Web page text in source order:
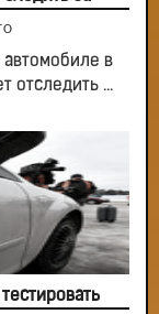
автомобиле в
отследить ...